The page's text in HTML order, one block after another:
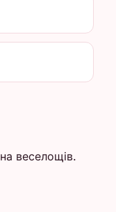
веселощів.